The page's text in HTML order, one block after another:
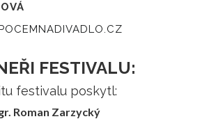
FESTIVALU:
festivalu poskytl:
Roman Zarzycký